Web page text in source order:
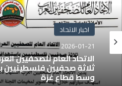
اخبار الاتحاد
2026-01-21
الاتحاد العام للصحفيين
ثلاثة صحفيين فلسطينيين
وسط قطاع غزة